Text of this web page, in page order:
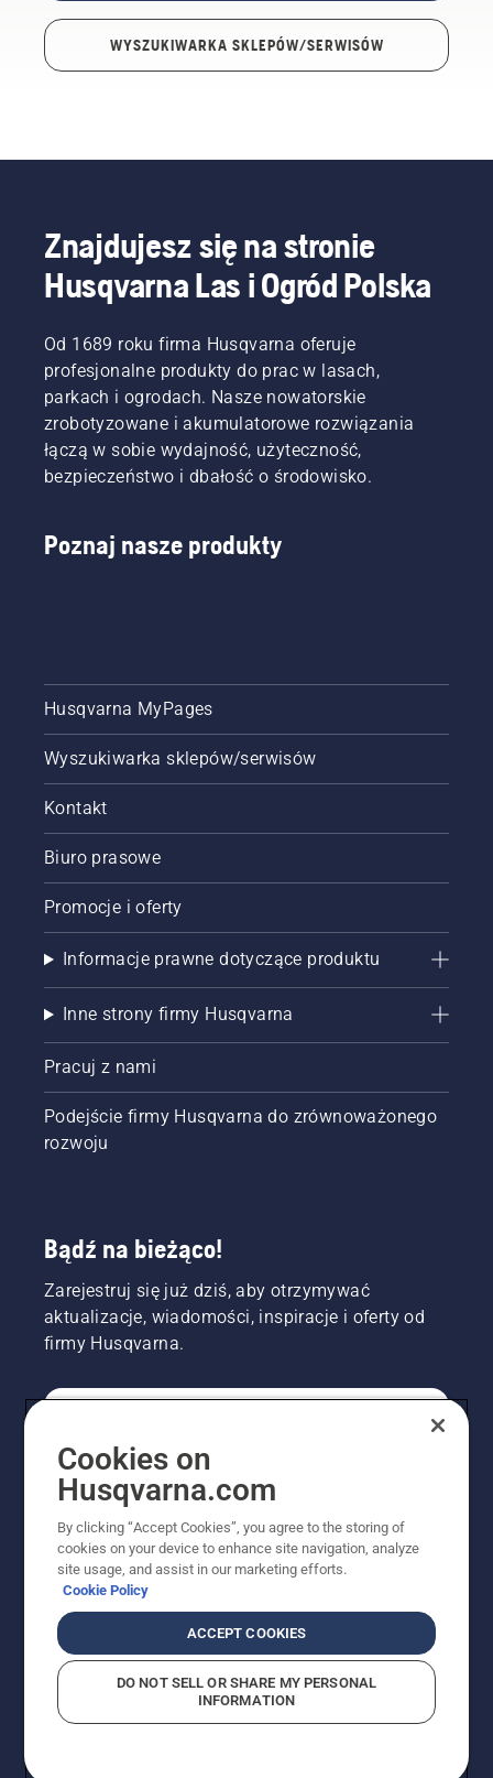
WYSZUKIWARKA SKLEPÓW/SERWISÓW
Znajdujesz się na stronie
Husqvarna Las i Ogród Polska
Od 1689 roku firma Husqvarna oferuje
profesjonalne produkty do prac w lasach,
parkach i ogrodach. Nasze nowatorskie
zrobotyzowane i akumulatorowe rozwiązania
łączą w sobie wydajność, użyteczność,
bezpieczeństwo i dbałość o środowisko.
Poznaj nasze produkty
Husqvarna MyPages
Wyszukiwarka sklepów/serwisów
Kontakt
Biuro prasowe
Promocje i oferty
Informacje prawne dotyczące produktu
Inne strony firmy Husqvarna
Pracuj z nami
Podejście firmy Husqvarna do zrównoważonego
rozwoju
Bądź na bieżąco!
Zarejestruj się już dziś, aby otrzymywać
aktualizacje, wiadomości, inspiracje i oferty od
firmy Husqvarna.
PROFESJONALISTA
Cookies on
Husqvarna.com
By clicking “Accept Cookies”, you agree to the storing of
cookies on your device to enhance site navigation, analyze
site usage, and assist in our marketing efforts.
Cookie Policy
ACCEPT COOKIES
DO NOT SELL OR SHARE MY PERSONAL
INFORMATION